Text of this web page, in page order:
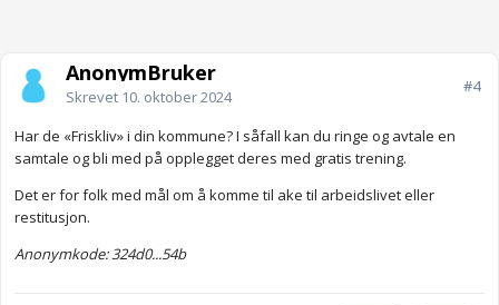
AnonymBruker
Skrevet 10. oktober 2024
#4
Har de «Friskliv» i din kommune? I såfall kan du ringe og avtale en
samtale og bli med på opplegget deres med gratis trening.
Det er for folk med mål om å komme til ake til arbeidslivet eller
restitusjon.
Anonymkode: 324d0...54b